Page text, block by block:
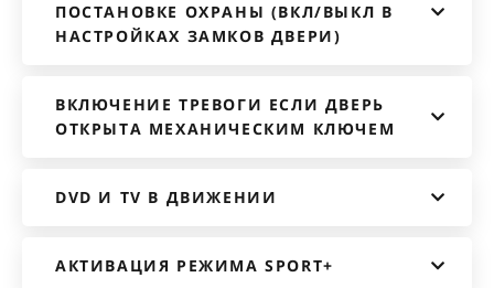
ПОСТАНОВКЕ ОХРАНЫ (ВКЛ/ВЫКЛ В
НАСТРОЙКАХ ЗАМКОВ ДВЕРИ)
ВКЛЮЧЕНИЕ ТРЕВОГИ ЕСЛИ ДВЕРЬ
ОТКРЫТА МЕХАНИЧЕСКИМ КЛЮЧЕМ
DVD И TV В ДВИЖЕНИИ
АКТИВАЦИЯ РЕЖИМА SPORT+